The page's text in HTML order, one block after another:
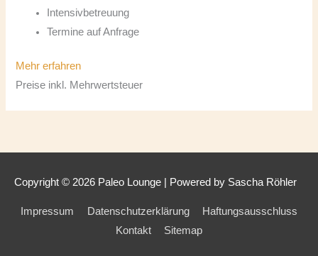
Intensivbetreuung
Termine auf Anfrage
Mehr erfahren
Preise inkl. Mehrwertsteuer
Copyright © 2026 Paleo Lounge | Powered by Sascha Röhler
Impressum Datenschutzerklärung
Haftungsausschluss
Kontakt
Sitemap